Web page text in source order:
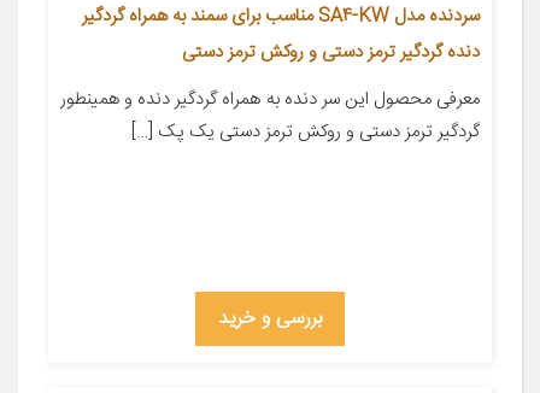
سردنده مدل SA4-KW مناسب برای سمند به همراه گردگیر
دنده گردگیر ترمز دستی و روکش ترمز دستی
معرفی محصول این سر دنده به همراه گردگیر دنده و همینطور
گردگیر ترمز دستی و روکش ترمز دستی یک پک […]
بررسی و خرید